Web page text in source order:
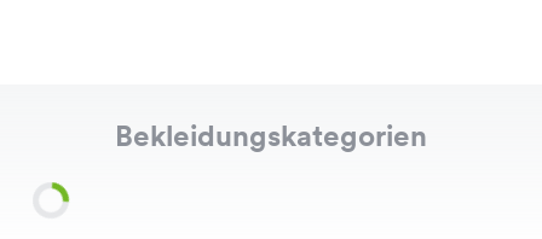
Bekleidungskategorien